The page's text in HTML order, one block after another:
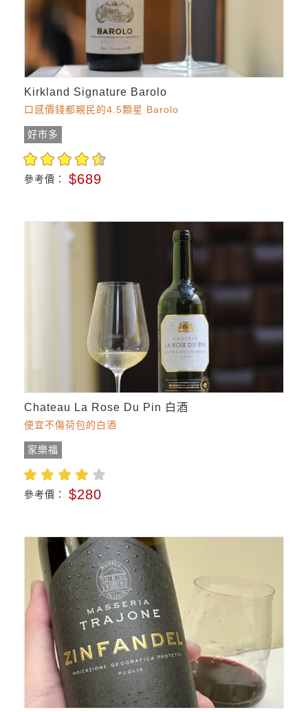
Kirkland Signature Barolo
口感價錢都親民的4.5顆星 Barolo
好市多
參考價： $689
Chateau La Rose Du Pin 白酒
便宜不傷荷包的白酒
家樂福
參考價： $280